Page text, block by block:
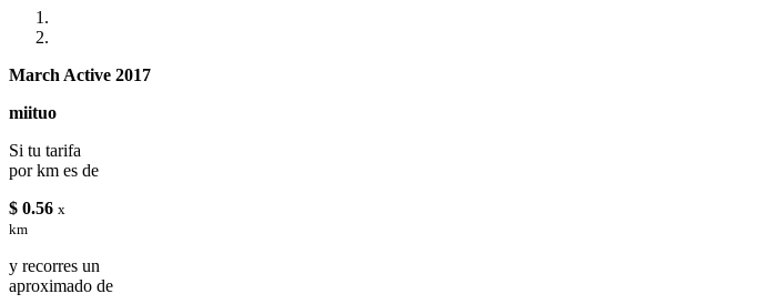
March Active 2017
miituo
Si tu tarifa
por km es de
$ 0.56 x
km
y recorres un
aproximado de